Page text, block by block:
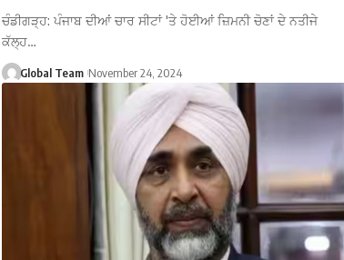
ਚੰਡੀਗੜ੍ਹ: ਪੰਜਾਬ ਦੀਆਂ ਚਾਰ ਸੀਟਾਂ 'ਤੇ ਹੋਈਆਂ ਜ਼ਿਮਨੀ ਚੋਣਾਂ ਦੇ ਨਤੀਜੇ
ਕੱਲ੍ਹ…
Global Team November 24, 2024